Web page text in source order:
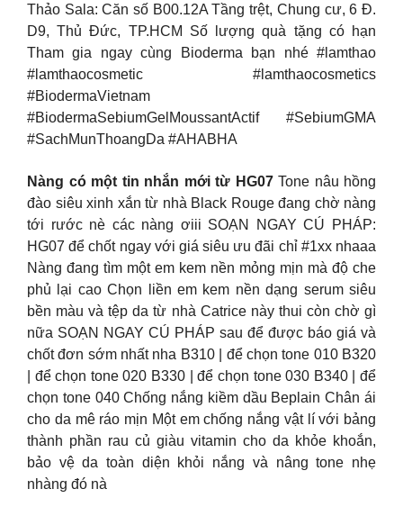
Thảo Sala: Căn số B00.12A Tầng trệt, Chung cư, 6 Đ.
D9, Thủ Đức, TP.HCM Số lượng quà tặng có hạn
Tham gia ngay cùng Bioderma bạn nhé #lamthao
#lamthaocosmetic #lamthaocosmetics
#BiodermaVietnam
#BiodermaSebiumGelMoussantActif #SebiumGMA
#SachMunThoangDa #AHABHA
Nàng có một tin nhắn mới từ HG07Tone nâu hồng
đào siêu xinh xắn từ nhà Black Rouge đang chờ nàng
tới rước nè các nàng ơiii SOẠN NGAY CÚ PHÁP:
HG07 để chốt ngay với giá siêu ưu đãi chỉ #1xx nhaaa
Nàng đang tìm một em kem nền mỏng mịn mà độ che
phủ lại cao Chọn liền em kem nền dạng serum siêu
bền màu và tệp da từ nhà Catrice này thui còn chờ gì
nữa SOẠN NGAY CÚ PHÁP sau để được báo giá và
chốt đơn sớm nhất nha B310 | để chọn tone 010 B320
| để chọn tone 020 B330 | để chọn tone 030 B340 | để
chọn tone 040 Chống nắng kiềm dầu Beplain Chân ái
cho da mê ráo mịn Một em chống nắng vật lí với bảng
thành phần rau củ giàu vitamin cho da khỏe khoắn,
bảo vệ da toàn diện khỏi nắng và nâng tone nhẹ
nhàng đó nà